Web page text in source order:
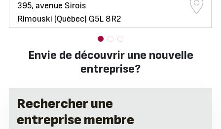
395, avenue Sirois
Rimouski (Québec) G5L 8R2
Envie de découvrir une nouvelle
entreprise?
Rechercher une
entreprise membre